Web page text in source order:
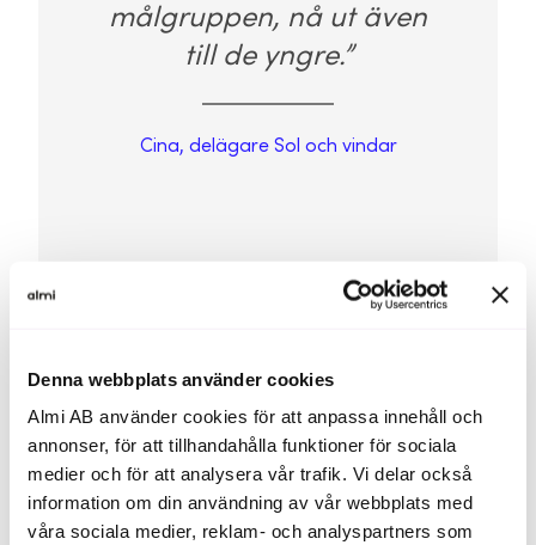
Denna webbplats använder cookies
Almi AB använder cookies för att anpassa innehåll och
annonser, för att tillhandahålla funktioner för sociala
medier och för att analysera vår trafik. Vi delar också
information om din användning av vår webbplats med
våra sociala medier, reklam- och analyspartners som
målgruppen, nå ut även
till de yngre.”
Cina, delägare Sol och vindar
Almi kommer in i bilden
När trion kom i kontakt med Almi var det på
rekommendation av sin bank, som tipsade om stöd i
affärsutveckling, särskilt kopplat till marknad och